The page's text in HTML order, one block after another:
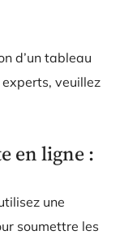
d’un tableau
veuillez
en ligne :
une
soumettre les